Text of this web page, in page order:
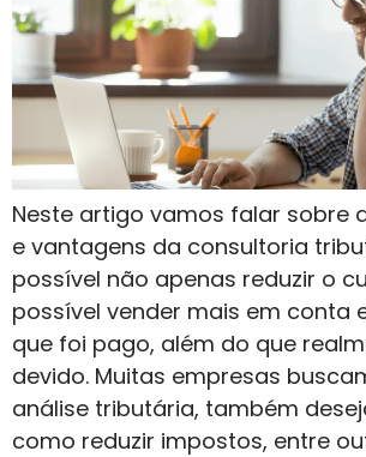
Neste artigo vamos falar sobre
e vantagens da consultoria
possível não apenas reduzir o
possível vender mais em conta
que foi pago, além do que
devido. Muitas empresas
análise tributária, também
como reduzir impostos, entre